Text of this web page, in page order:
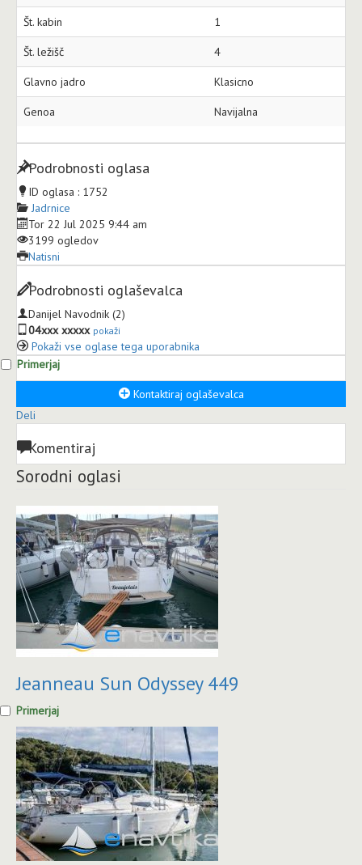
Št. kabin 1
Št. ležišč 4
Glavno jadro Klasicno
Genoa Navijalna
Podrobnosti oglasa
ID oglasa : 1752
Jadrnice
Tor 22 Jul 2025 9:44 am
3199 ogledov
Natisni
Podrobnosti oglaševalca
Danijel Navodnik (2)
04xxx xxxxx pokaži
Pokaži vse oglase tega uporabnika
Primerjaj
Kontaktiraj oglaševalca
Deli
Komentiraj
Sorodni oglasi
Jeanneau Sun Odyssey 449
Primerjaj